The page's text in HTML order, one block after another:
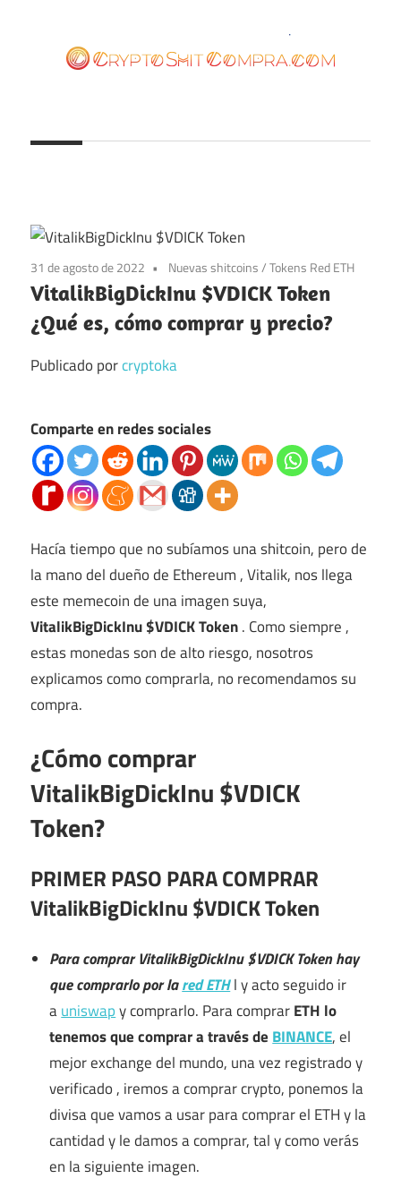
contenido
31 de agosto de 2022 Nuevas shitcoins/Tokens Red ETH
VitalikBigDickInu $VDICK Token
¿Qué es, cómo comprar y precio?
Publicado porcryptoka
Comparte en redes sociales
Hacía tiempo que no subíamos una shitcoin, pero de
la mano del dueño de Ethereum , Vitalik, nos llega
este memecoin de una imagen suya,
VitalikBigDickInu $VDICK Token. Como siempre ,
estas monedas son de alto riesgo, nosotros
explicamos como comprarla, no recomendamos su
compra.
¿Cómo comprar
VitalikBigDickInu $VDICK
Token?
PRIMER PASO PARA COMPRAR
VitalikBigDickInu $VDICK Token
Para comprar VitalikBigDickInu $VDICK Token hay
que comprarlo por lared ETHl y acto seguido ir
auniswapy comprarlo. Para comprarETH lo
tenemos que comprar a través de BINANCE, el
mejor exchange del mundo, una vez registrado y
verificado , iremos a comprar crypto, ponemos la
divisa que vamos a usar para comprar el ETH y la
cantidad y le damos a comprar, tal y como verás
en la siguiente imagen.